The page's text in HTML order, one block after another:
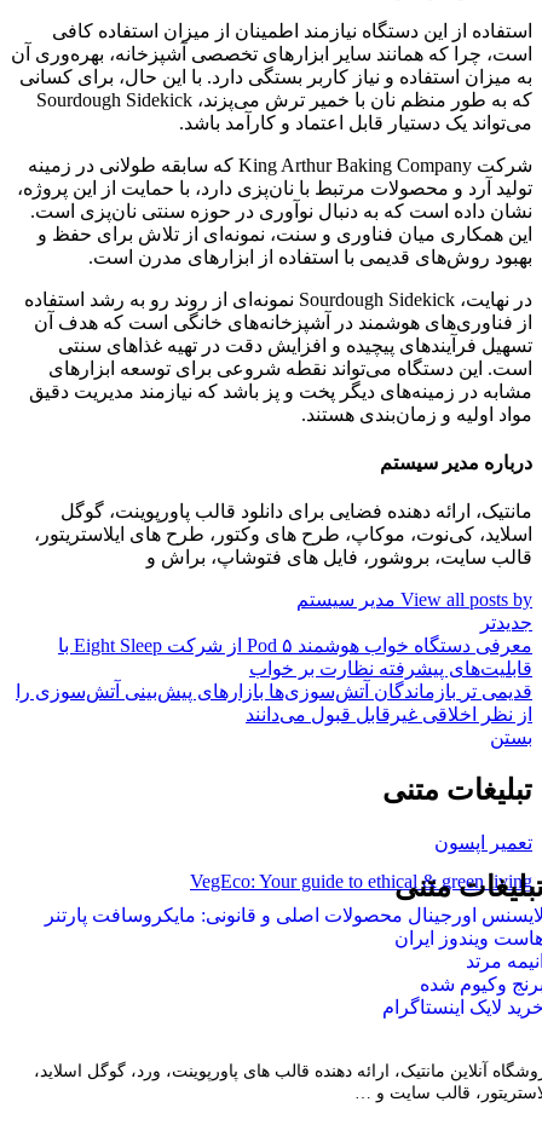
استفاده از این دستگاه نیازمند اطمینان از میزان استفاده کافی
است، چرا که همانند سایر ابزارهای تخصصی آشپزخانه، بهره‌وری آن
به میزان استفاده و نیاز کاربر بستگی دارد. با این حال، برای کسانی
که به طور منظم نان با خمیر ترش می‌پزند، Sourdough Sidekick
می‌تواند یک دستیار قابل اعتماد و کارآمد باشد.
شرکت King Arthur Baking Company که سابقه طولانی در زمینه
تولید آرد و محصولات مرتبط با نان‌پزی دارد، با حمایت از این پروژه،
نشان داده است که به دنبال نوآوری در حوزه سنتی نان‌پزی است.
این همکاری میان فناوری و سنت، نمونه‌ای از تلاش برای حفظ و
بهبود روش‌های قدیمی با استفاده از ابزارهای مدرن است.
در نهایت، Sourdough Sidekick نمونه‌ای از روند رو به رشد استفاده
از فناوری‌های هوشمند در آشپزخانه‌های خانگی است که هدف آن
تسهیل فرآیندهای پیچیده و افزایش دقت در تهیه غذاهای سنتی
است. این دستگاه می‌تواند نقطه شروعی برای توسعه ابزارهای
مشابه در زمینه‌های دیگر پخت و پز باشد که نیازمند مدیریت دقیق
مواد اولیه و زمان‌بندی هستند.
درباره مدیر سیستم
مانتیک، ارائه دهنده فضایی برای دانلود قالب پاورپوینت، گوگل
اسلاید، کی‌نوت، موکاپ، طرح های وکتور، طرح های ایلاستریتور،
قالب سایت، بروشور، فایل های فتوشاپ، براش و
View all posts by مدیر سیستم
جدیدتر
معرفی دستگاه خواب هوشمند Pod ۵ از شرکت Eight Sleep با
قابلیت‌های پیشرفته نظارت بر خواب
قدیمی تر بازماندگان آتش‌سوزی‌ها بازارهای پیش‌بینی آتش‌سوزی را
از نظر اخلاقی غیرقابل قبول می‌دانند
بستن
تبلیغات متنی
تعمیر اپسون
VegEco: Your guide to ethical & green living
متنی
اورجینال محصولات اصلی و قانونی: مایکروسافت پارتنر
ویندوز ایران
مرتد
وکیوم شده
لایک اینستاگرام
آنلاین مانتیک، ارائه دهنده قالب های پاورپوینت، ورد، گوگل اسلاید،
قالب سایت و …